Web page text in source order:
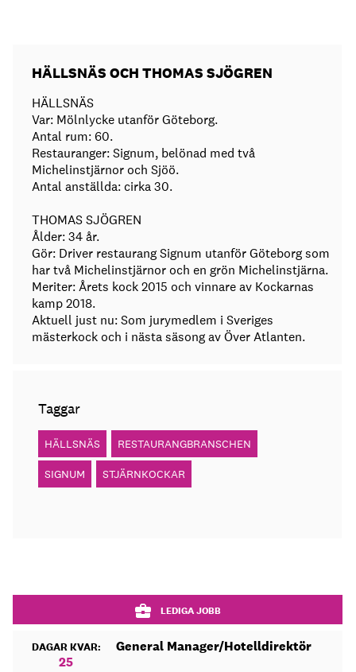
HÄLLSNÄS OCH THOMAS SJÖGREN
HÄLLSNÄS
Var: Mölnlycke utanför Göteborg.
Antal rum: 60.
Restauranger: Signum, belönad med två
Michelinstjärnor och Sjöö.
Antal anställda: cirka 30.
THOMAS SJÖGREN
Ålder: 34 år.
Gör: Driver restaurang Signum utanför Göteborg som
har två Michelinstjärnor och en grön Michelinstjärna.
Meriter: Årets kock 2015 och vinnare av Kockarnas
kamp 2018.
Aktuell just nu: Som jurymedlem i Sveriges
mästerkock och i nästa säsong av Över Atlanten.
Taggar
HÄLLSNÄS RESTAURANGBRANSCHEN
SIGNUM STJÄRNKOCKAR
LEDIGA JOBB
DAGAR KVAR:
25
General Manager/Hotelldirektör